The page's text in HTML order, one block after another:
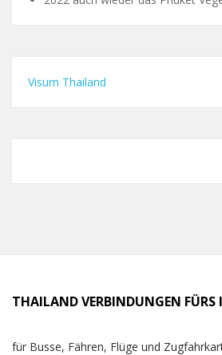
Visum Thailand
THAILAND VERBINDUNGEN
für Busse, Fähren, Flüge und